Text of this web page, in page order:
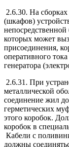
2.6.30. На
(шкафов)
которых может
присоединения,
оперативного
генератора
2.6.31. При
металлической
соединение жил
герметических
этого коробок.
коробок в
Кабели с
должны